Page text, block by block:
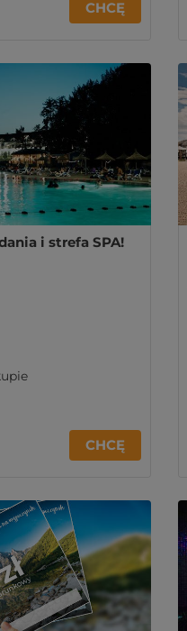
CHCĘ
i strefa SPA!
CHCĘ